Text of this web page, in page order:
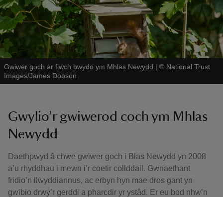
Gwiwer goch ar flwch bwydo ym Mhlas Newydd | © National Trust
Images/James Dobson
Gwylio’r gwiwerod coch ym Mhlas
Newydd
Daethpwyd â chwe gwiwer goch i Blas Newydd yn 2008
a’u rhyddhau i mewn i’r coetir collddail. Gwnaethant
fridio’n llwyddiannus, ac erbyn hyn mae dros gant yn
gwibio drwy’r gerddi a pharcdir yr ystâd. Er eu bod nhw’n